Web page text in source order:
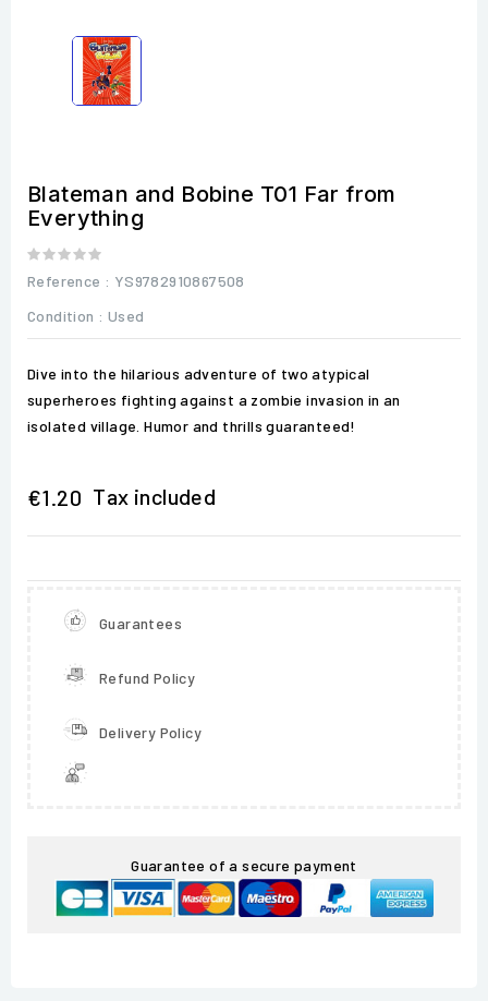
Blateman and Bobine T01 Far from
Everything
Reference : YS9782910867508
Condition : Used
Dive into the hilarious adventure of two atypical
superheroes fighting against a zombie invasion in an
isolated village. Humor and thrills guaranteed!
€1.20 Tax included
Guarantees
Refund Policy
Delivery Policy
Guarantee of a secure payment